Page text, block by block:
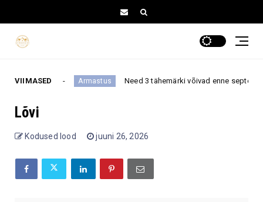
VIIMASED Armastus Need 3 tähemärki võivad enne septembri
Lõvi
Kodused lood juuni 26, 2026